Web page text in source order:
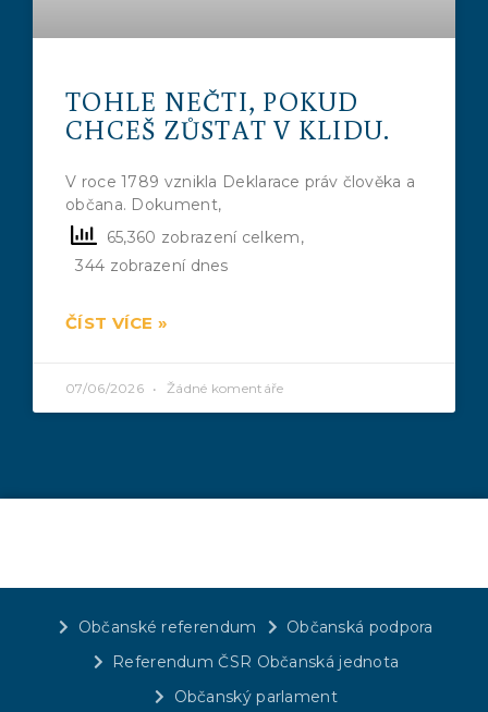
TOHLE NEČTI, POKUD
CHCEŠ ZŮSTAT V KLIDU.
V roce 1789 vznikla Deklarace práv člověka a
občana. Dokument,
65,360 zobrazení celkem,
344 zobrazení dnes
ČÍST VÍCE »
07/06/2026 Žádné komentáře
Občanské referendum
Občanská podpora
Referendum ČSR Občanská jednota
Občanský parlament